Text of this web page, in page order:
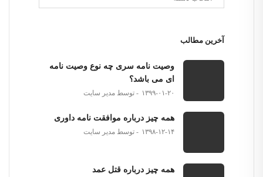
آخرین مطالب
وصیت نامه سری چه نوع وصیت نامه
ای می باشد؟
۱۳۹۹-۰۱-۲۰ توسط مدیر سایت
همه چیز درباره موافقت نامه داوری
۱۳۹۸-۱۲-۱۴ توسط مدیر سایت
همه چیز درباره قتل عمد